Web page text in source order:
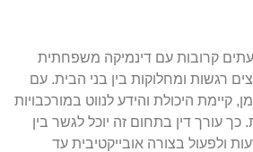
קרובות עם דינמיקה משפחתית
רגשות ומחלוקות בין בני הבית. עם
קיימת היכולת והידע לנווט במורכבויות
כך עורך דין בתחום זה יוכל לגשר בין
ולפעול בצורה אובייקטיבית עד